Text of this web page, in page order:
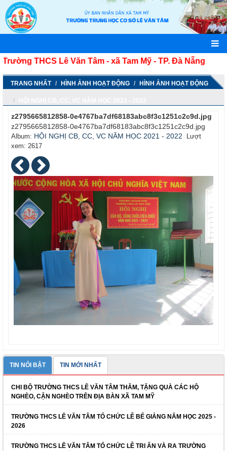
THCS Lê Văn Tâm - xã Tam Mỹ - TP. Đà Nẵng
TRANG NHẤT HÌNH ẢNH HOẠT ĐỘNG HÌNH ẢNH HOẠT ĐỘNG
z2795665812858-0e4767ba7df68183abc8f3c1251c2c9d.jpg
z2795665812858-0e4767ba7df68183abc8f3c1251c2c9d.jpg
Album: HỘI NGHỊ CB, CC, VC NĂM HỌC 2021 - 2022
Lượt
xem: 2617
TIN NỔI BẬT TIN MỚI NHẤT
CHI BỘ TRƯỜNG THCS LÊ VĂN TÂM THĂM, TẶNG QUÀ CÁC HỘ
NGHÈO, CẬN NGHÈO TRÊN ĐỊA BÀN XÃ TAM MỸ
TRƯỜNG THCS LÊ VĂN TÂM TỔ CHỨC LỄ BẾ GIẢNG NĂM HỌC 2025 -
2026
TRƯỜNG THCS LÊ VĂN TÂM TỔ CHỨC LỄ TRI ÂN VÀ RA TRƯỜNG